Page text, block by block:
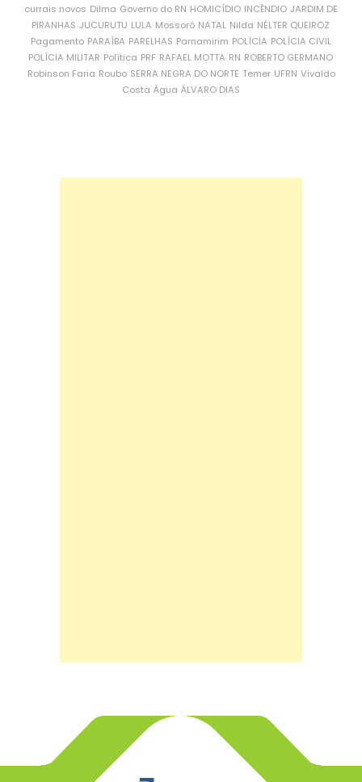
currais novos Dilma Governo do RN HOMICÍDIO INCÊNDIO JARDIM DE
PIRANHAS JUCURUTU LULA Mossoró NATAL Nilda NÉLTER QUEIROZ
Pagamento PARAÍBA PARELHAS Parnamirim POLÍCIA POLÍCIA CIVIL
POLÍCIA MILITAR Política PRF RAFAEL MOTTA RN ROBERTO GERMANO
Robinson Faria Roubo SERRA NEGRA DO NORTE Temer UFRN Vivaldo
Costa Água ÁLVARO DIAS